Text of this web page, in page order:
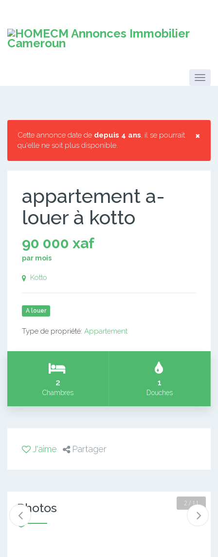
×
Cette annonce date de depuis 4 ans, il se pourrait
qu'elle ne soit plus disponible.
appartement a-
louer à kotto
90 000 xaf
par mois
Kotto
A louer
Type de propriété: Appartement
2
Chambres
1
Douches
J'aime Partager
Photos 2 / 11